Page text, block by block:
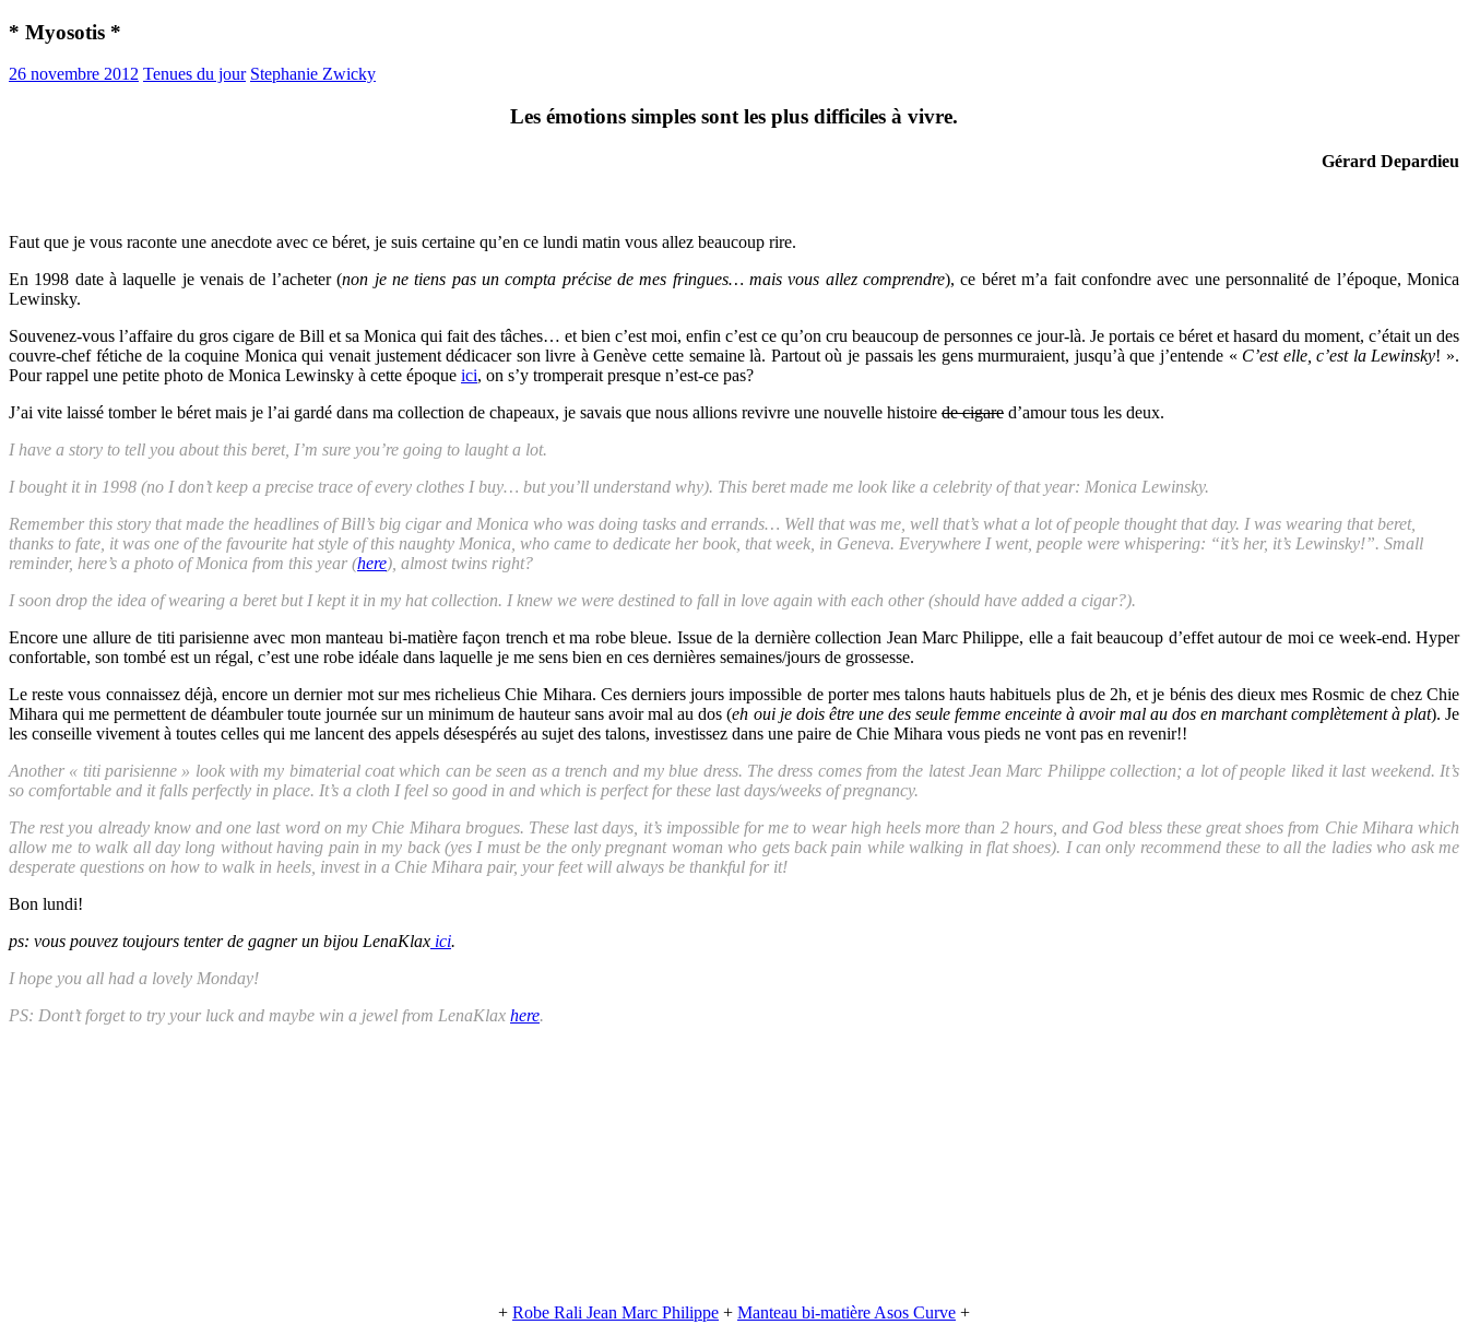
* Myosotis *
26 novembre 2012 Tenues du jour Stephanie Zwicky
Les émotions simples sont les plus difficiles à vivre.
Gérard Depardieu
Faut que je vous raconte une anecdote avec ce béret, je suis certaine qu’en ce lundi matin vous allez beaucoup rire.
En 1998 date à laquelle je venais de l’acheter (non je ne tiens pas un compta précise de mes fringues… mais vous allez comprendre), ce béret m’a fait confondre avec une personnalité de l’époque, Monica
Lewinsky.
Souvenez-vous l’affaire du gros cigare de Bill et sa Monica qui fait des tâches… et bien c’est moi, enfin c’est ce qu’on cru beaucoup de personnes ce jour-là. Je portais ce béret et hasard du moment, c’était un des
couvre-chef fétiche de la coquine Monica qui venait justement dédicacer son livre à Genève cette semaine là. Partout où je passais les gens murmuraient, jusqu’à que j’entende « C’est elle, c’est la Lewinsky! ».
Pour rappel une petite photo de Monica Lewinsky à cette époque ici, on s’y tromperait presque n’est-ce pas?
J’ai vite laissé tomber le béret mais je l’ai gardé dans ma collection de chapeaux, je savais que nous allions revivre une nouvelle histoire de cigare d’amour tous les deux.
I have a story to tell you about this beret, I’m sure you’re going to laught a lot.
I bought it in 1998 (no I don’t keep a precise trace of every clothes I buy… but you’ll understand why). This beret made me look like a celebrity of that year: Monica Lewinsky.
Remember this story that made the headlines of Bill’s big cigar and Monica who was doing tasks and errands… Well that was me, well that’s what a lot of people thought that day. I was wearing that beret,
thanks to fate, it was one of the favourite hat style of this naughty Monica, who came to dedicate her book, that week, in Geneva. Everywhere I went, people were whispering: “it’s her, it’s Lewinsky!”. Small
reminder, here’s a photo of Monica from this year (here), almost twins right?
I soon drop the idea of wearing a beret but I kept it in my hat collection. I knew we were destined to fall in love again with each other (should have added a cigar?).
Encore une allure de titi parisienne avec mon manteau bi-matière façon trench et ma robe bleue. Issue de la dernière collection Jean Marc Philippe, elle a fait beaucoup d’effet autour de moi ce week-end. Hyper
confortable, son tombé est un régal, c’est une robe idéale dans laquelle je me sens bien en ces dernières semaines/jours de grossesse.
Le reste vous connaissez déjà, encore un dernier mot sur mes richelieus Chie Mihara. Ces derniers jours impossible de porter mes talons hauts habituels plus de 2h, et je bénis des dieux mes Rosmic de chez Chie
Mihara qui me permettent de déambuler toute journée sur un minimum de hauteur sans avoir mal au dos (eh oui je dois être une des seule femme enceinte à avoir mal au dos en marchant complètement à plat). Je
les conseille vivement à toutes celles qui me lancent des appels désespérés au sujet des talons, investissez dans une paire de Chie Mihara vous pieds ne vont pas en revenir!!
Another « titi parisienne » look with my bimaterial coat which can be seen as a trench and my blue dress. The dress comes from the latest Jean Marc Philippe collection; a lot of people liked it last weekend. It’s
so comfortable and it falls perfectly in place. It’s a cloth I feel so good in and which is perfect for these last days/weeks of pregnancy.
The rest you already know and one last word on my Chie Mihara brogues. These last days, it’s impossible for me to wear high heels more than 2 hours, and God bless these great shoes from Chie Mihara which
allow me to walk all day long without having pain in my back (yes I must be the only pregnant woman who gets back pain while walking in flat shoes). I can only recommend these to all the ladies who ask me
desperate questions on how to walk in heels, invest in a Chie Mihara pair, your feet will always be thankful for it!
Bon lundi!
ps: vous pouvez toujours tenter de gagner un bijou LenaKlax ici.
I hope you all had a lovely Monday!
PS: Dont’t forget to try your luck and maybe win a jewel from LenaKlax here.
+ Robe Rali Jean Marc Philippe + Manteau bi-matière Asos Curve +